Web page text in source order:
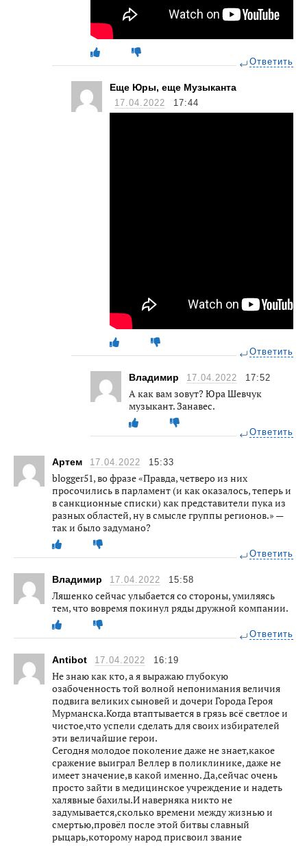
Ответить
Еще Юры, еще Музыканта
17.04.2022 17:44
Ответить
Владимир 17.04.2022 17:52
А как вам зовут? Юра Шевчук
музыкант. Занавес.
Ответить
Артем 17.04.2022 15:33
blogger51, во фразе «Правда, четверо из них
просочились в парламент (и как оказалось, теперь и
в санкционные списки) как представители пука из
разных областей, ну в смысле группы регионов.» —
так и было задумано?
Ответить
Владимир 17.04.2022 15:58
Ляшенко сейчас улыбается со стороны, умиляясь
тем, что вовремя покинул ряды дружной компании.
Ответить
Antibot 17.04.2022 16:19
Не знаю как кто, а я выражаю глубокую
озабоченность той волной непонимания величия
подвига великих сыновей и дочери Города Героя
Мурманска.Когда втаптывается в грязь всё светлое и
чистое,что успели сделать для своих избирателей
эти величайшие герои.
Сегодня молодое поколение даже не знает,какое
сражение выиграл Веллер в поликлинике, даже не
имеет значение,в какой именно. Да,сейчас очень
просто зайти в медицинское учреждение и надеть
халявные бахилы.И наверняка никто не
задумывается,сколько времени между жизнью и
смертью,провёл после этой битвы славный
рыцарь,которому народ присвоил звание